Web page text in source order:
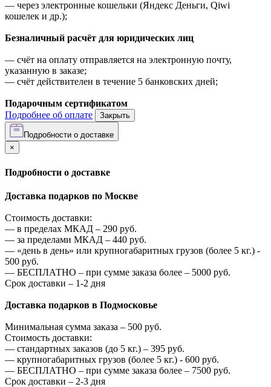
— через электронные кошельки (Яндекс Деньги, Qiwi
кошелек и др.);
Безналичный расчёт для юридических лиц
— счёт на оплату отправляется на электронную почту,
указанную в заказе;
— счёт действителен в течение 5 банковских дней;
Подарочным сертификатом
Подробнее об оплате
Закрыть
Подробности о доставке
×
Подробности о доставке
Доставка подарков по Москве
Стоимость доставки:
— в пределах МКАД – 290 руб.
— за пределами МКАД – 440 руб.
— «день в день» или крупногабаритных грузов (более 5 кг.) -
500 руб.
— БЕСПЛАТНО – при сумме заказа более – 5000 руб.
Срок доставки – 1-2 дня
Доставка подарков в Подмосковье
Минимальная сумма заказа – 500 руб.
Стоимость доставки:
— стандартных заказов (до 5 кг.) – 395 руб.
— крупногабаритных грузов (более 5 кг.) - 600 руб.
— БЕСПЛАТНО – при сумме заказа более – 7500 руб.
Срок доставки – 2-3 дня